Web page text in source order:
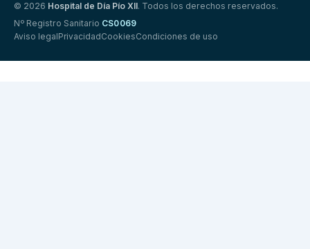
© 2026 Hospital de Día Pío XII. Todos los derechos reservados.
Nº Registro Sanitario CS0069
Aviso legalPrivacidadCookiesCondiciones de uso